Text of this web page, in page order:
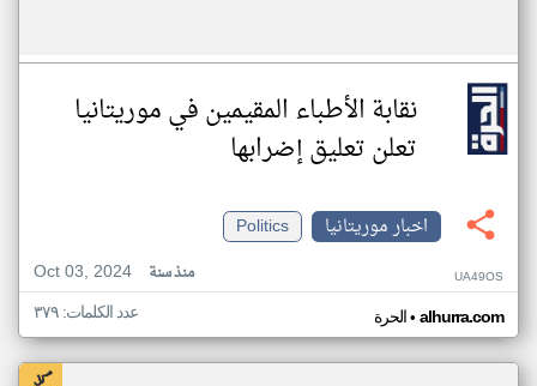
نقابة الأطباء المقيمين في موريتانيا
تعلن تعليق إضرابها
اخبار موريتانيا
Politics
Oct 03, 2024
منذ سنة UA49OS
الحرة• alhurra.com عدد الكلمات: ٣٧٩